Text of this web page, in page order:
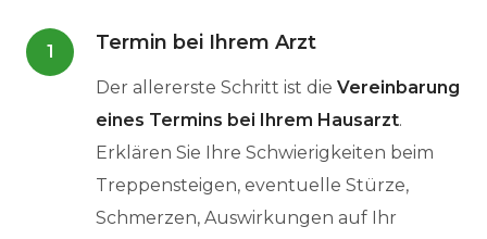
1 Termin bei Ihrem Arzt
Der allererste Schritt ist die Vereinbarung
eines Termins bei Ihrem Hausarzt.
Erklären Sie Ihre Schwierigkeiten beim
Treppensteigen, eventuelle Stürze,
Schmerzen, Auswirkungen auf Ihr